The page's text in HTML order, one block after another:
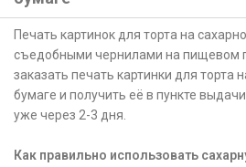
Печать картинок для торта на
съедобными чернилами на пищевом
заказать печать картинки для торта
бумаге и получить её в пункте
уже через 2-3 дня.
Как правильно использовать